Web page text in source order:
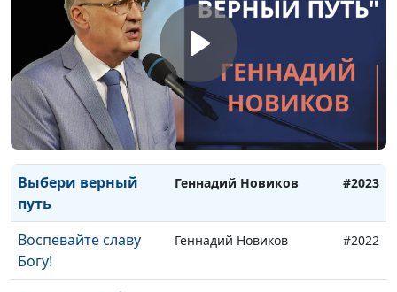
Качалов,
концертмейстер
Покрой снегами
Нина Качалова, Николай
Качалов,
концертмейстер
#2025
Он придёт Геннадий Новиков #2024
Выбери верный
путь
Геннадий Новиков #2023
Воспевайте славу
Богу!
Геннадий Новиков #2022